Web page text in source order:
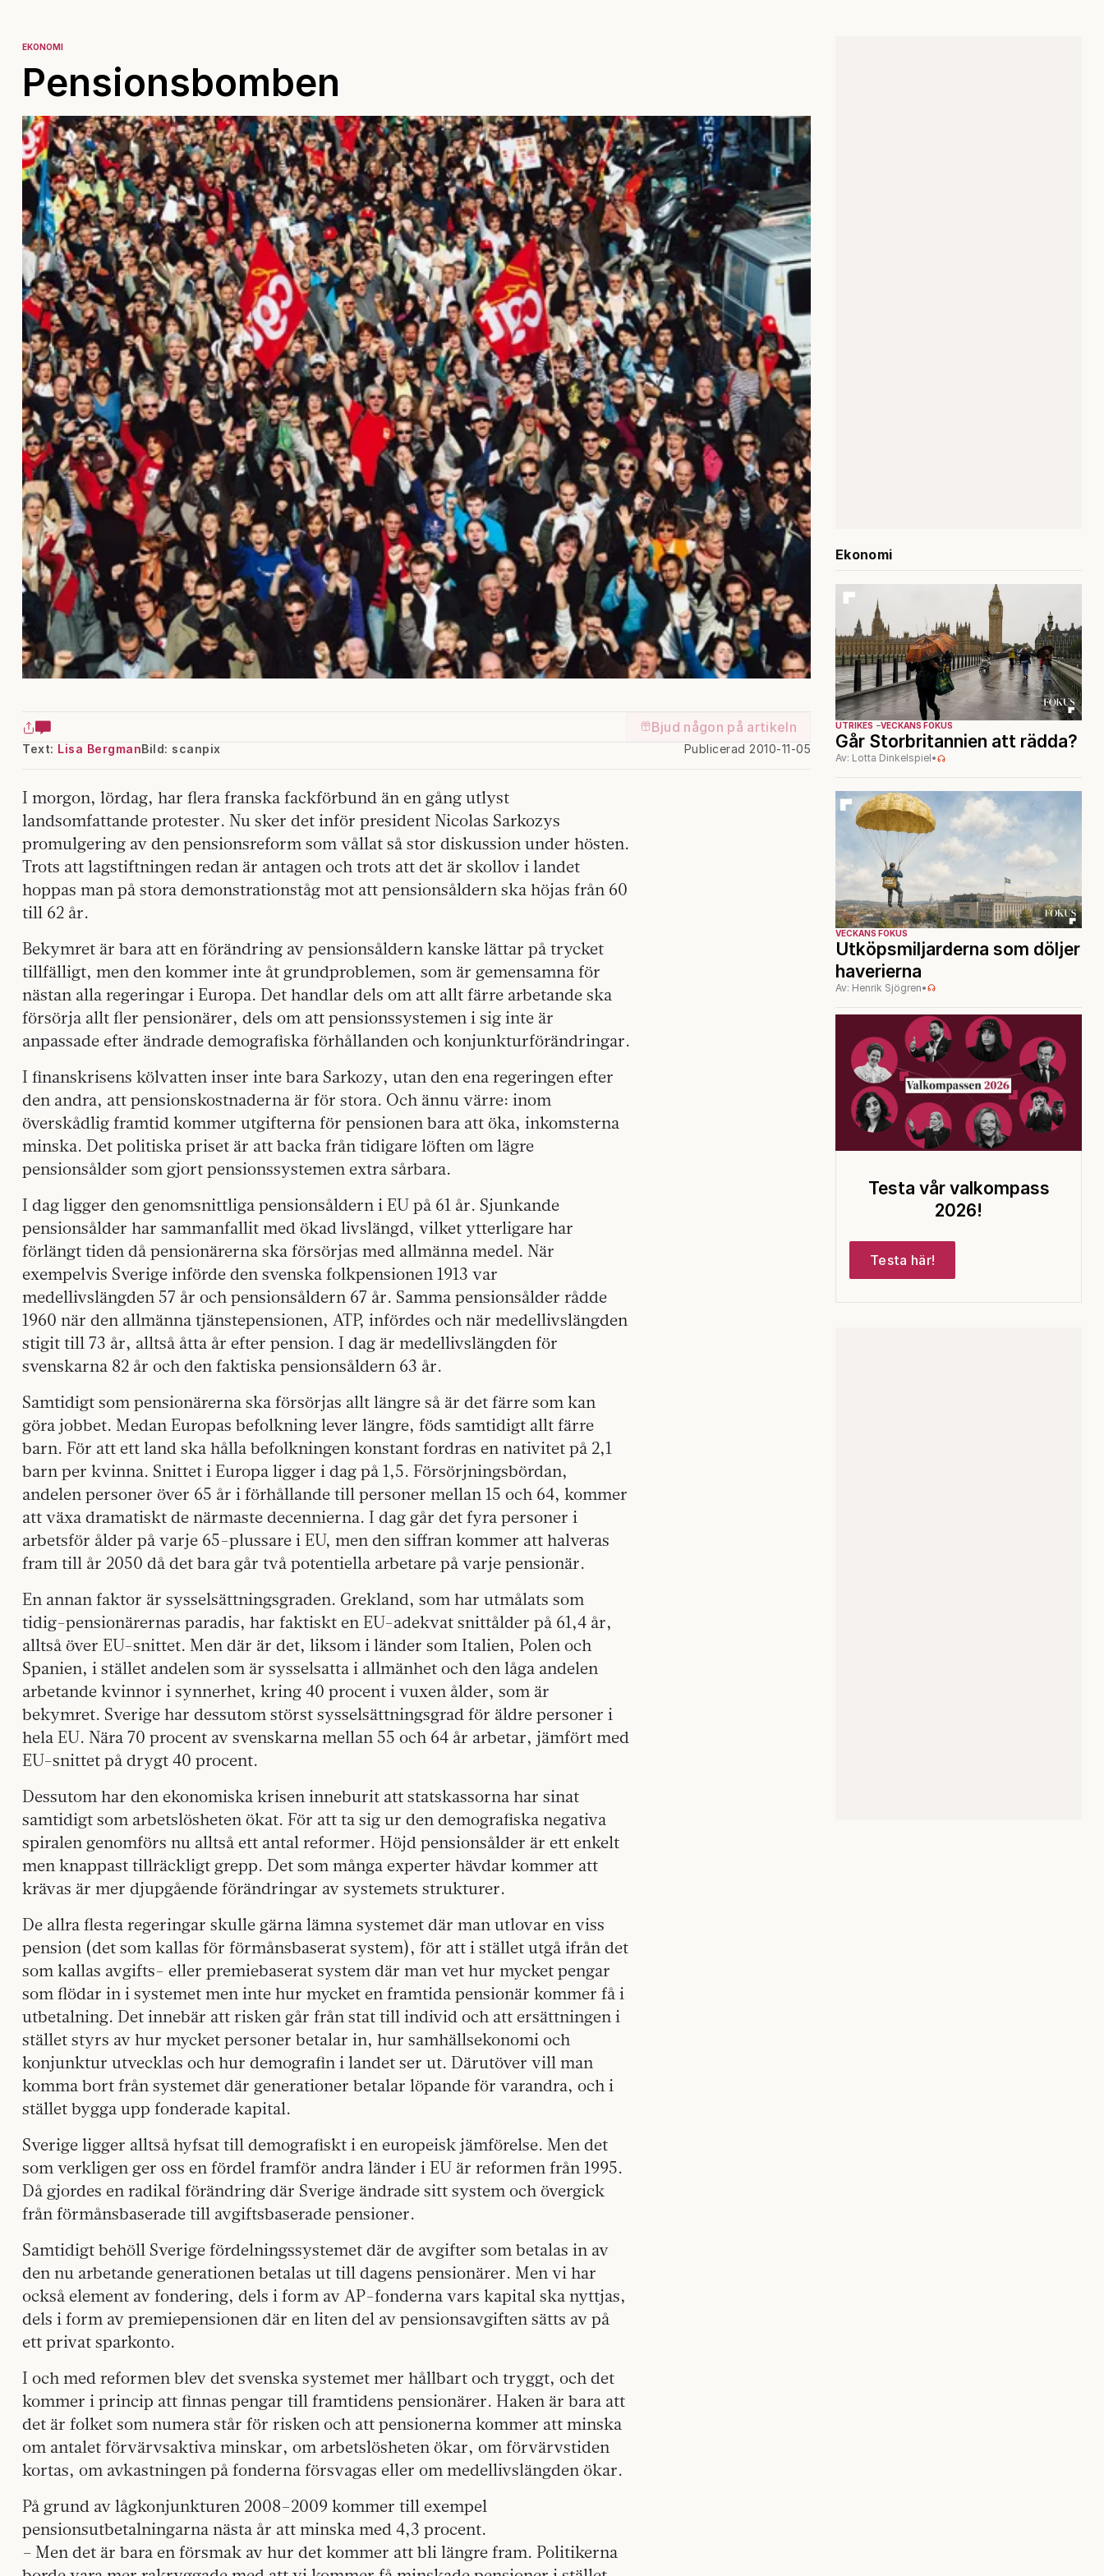
EKONOMI
Pensionsbomben
Bjud någon på artikeln
Text: Lisa Bergman Publicerad 2010-11-05
Bild: scanpix
I morgon, lördag, har flera franska fackförbund än en gång utlyst
landsomfattande protester. Nu sker det inför president Nicolas Sarkozys
promulgering av den pensionsreform som vållat så stor diskussion under hösten.
Trots att lagstiftningen redan är antagen och trots att det är skollov i landet
hoppas man på stora demonstrationståg mot att pensionsåldern ska höjas från 60
till 62 år.
Bekymret är bara att en förändring av pensionsåldern kanske lättar på trycket
tillfälligt, men den kommer inte åt grundproblemen, som är gemensamna för
nästan alla regeringar i Europa. Det handlar dels om att allt färre arbetande ska
försörja allt fler pensionärer, dels om att pensionssystemen i sig inte är
anpassade efter ändrade demografiska förhållanden och konjunkturförändringar.
I finanskrisens kölvatten inser inte bara Sarkozy, utan den ena regeringen efter
den andra, att pensionskostnaderna är för stora. Och ännu värre: inom
överskådlig framtid kommer utgifterna för pensionen bara att öka, inkomsterna
minska. Det politiska priset är att backa från tidigare löften om lägre
pensionsålder som gjort pensionssystemen extra sårbara.
I dag ligger den genomsnittliga pensionsåldern i EU på 61 år. Sjunkande
pensionsålder har sammanfallit med ökad livslängd, vilket ytterligare har
förlängt tiden då pensionärerna ska försörjas med allmänna medel. När
exempelvis Sverige införde den svenska folkpensionen 1913 var
medellivslängden 57 år och pensionsåldern 67 år. Samma pensionsålder rådde
1960 när den allmänna tjänstepensionen, ATP, infördes och när medellivslängden
stigit till 73 år, alltså åtta år efter pension. I dag är medellivslängden för
svenskarna 82 år och den faktiska pensionsåldern 63 år.
Samtidigt som pensionärerna ska försörjas allt längre så är det färre som kan
göra jobbet. Medan Europas befolkning lever längre, föds samtidigt allt färre
barn. För att ett land ska hålla befolkningen konstant fordras en nativitet på 2,1
barn per kvinna. Snittet i Europa ligger i dag på 1,5. Försörjningsbördan,
andelen personer över 65 år i förhållande till personer mellan 15 och 64, kommer
att växa dramatiskt de närmaste decennierna. I dag går det fyra personer i
arbetsför ålder på varje 65-plussare i EU, men den siffran kommer att halveras
fram till år 2050 då det bara går två potentiella arbetare på varje pensionär.
En annan faktor är sysselsättningsgraden. Grekland, som har utmålats som
tidig-pensionärernas paradis, har faktiskt en EU-adekvat snittålder på 61,4 år,
alltså över EU-snittet. Men där är det, liksom i länder som Italien, Polen och
Spanien, i stället andelen som är sysselsatta i allmänhet och den låga andelen
arbetande kvinnor i synnerhet, kring 40 procent i vuxen ålder, som är
bekymret. Sverige har dessutom störst sysselsättningsgrad för äldre personer i
hela EU. Nära 70 procent av svenskarna mellan 55 och 64 år arbetar, jämfört med
EU-snittet på drygt 40 procent.
Dessutom har den ekonomiska krisen inneburit att statskassorna har sinat
samtidigt som arbetslösheten ökat. För att ta sig ur den demografiska negativa
spiralen genomförs nu alltså ett antal reformer. Höjd pensionsålder är ett enkelt
men knappast tillräckligt grepp. Det som många experter hävdar kommer att
krävas är mer djupgående förändringar av systemets strukturer.
De allra flesta regeringar skulle gärna lämna systemet där man utlovar en viss
pension (det som kallas för förmånsbaserat system), för att i stället utgå ifrån det
som kallas avgifts- eller premiebaserat system där man vet hur mycket pengar
som flödar in i systemet men inte hur mycket en framtida pensionär kommer få i
utbetalning. Det innebär att risken går från stat till individ och att ersättningen i
stället styrs av hur mycket personer betalar in, hur samhällsekonomi och
konjunktur utvecklas och hur demografin i landet ser ut. Därutöver vill man
komma bort från systemet där generationer betalar löpande för varandra, och i
stället bygga upp fonderade kapital.
Sverige ligger alltså hyfsat till demografiskt i en europeisk jämförelse. Men det
som verkligen ger oss en fördel framför andra länder i EU är reformen från 1995.
Då gjordes en radikal förändring där Sverige ändrade sitt system och övergick
från förmånsbaserade till avgiftsbaserade pensioner.
Samtidigt behöll Sverige fördelningssystemet där de avgifter som betalas in av
den nu arbetande generationen betalas ut till dagens pensionärer. Men vi har
också element av fondering, dels i form av AP-fonderna vars kapital ska nyttjas,
dels i form av premiepensionen där en liten del av pensionsavgiften sätts av på
ett privat sparkonto.
I och med reformen blev det svenska systemet mer hållbart och tryggt, och det
kommer i princip att finnas pengar till framtidens pensionärer. Haken är bara att
det är folket som numera står för risken och att pensionerna kommer att minska
om antalet förvärvsaktiva minskar, om arbetslösheten ökar, om förvärvstiden
kortas, om avkastningen på fonderna försvagas eller om medellivslängden ökar.
På grund av lågkonjunkturen 2008–2009 kommer till exempel
pensionsutbetalningarna nästa år att minska med 4,3 procent.
– Men det är bara en försmak av hur det kommer att bli längre fram. Politikerna
Ekonomi
UTRIKES VECKANS FOKUS
Går Storbritannien att rädda?
Av: Lotta Dinkelspiel•
VECKANS FOKUS
Utköpsmiljarderna som döljer
haverierna
Av: Henrik Sjögren•
Testa vår valkompass
2026!
Testa här!